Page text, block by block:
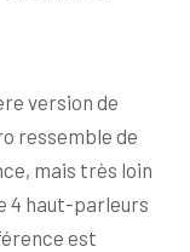
version de
ressemble de
mais très loin
4 haut-parleurs
est